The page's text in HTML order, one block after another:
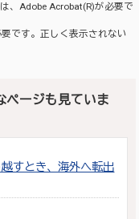
、Adobe Acrobat(R)が必要で
です。正しく表示されない
ページも見ていま
すとき、海外へ転出